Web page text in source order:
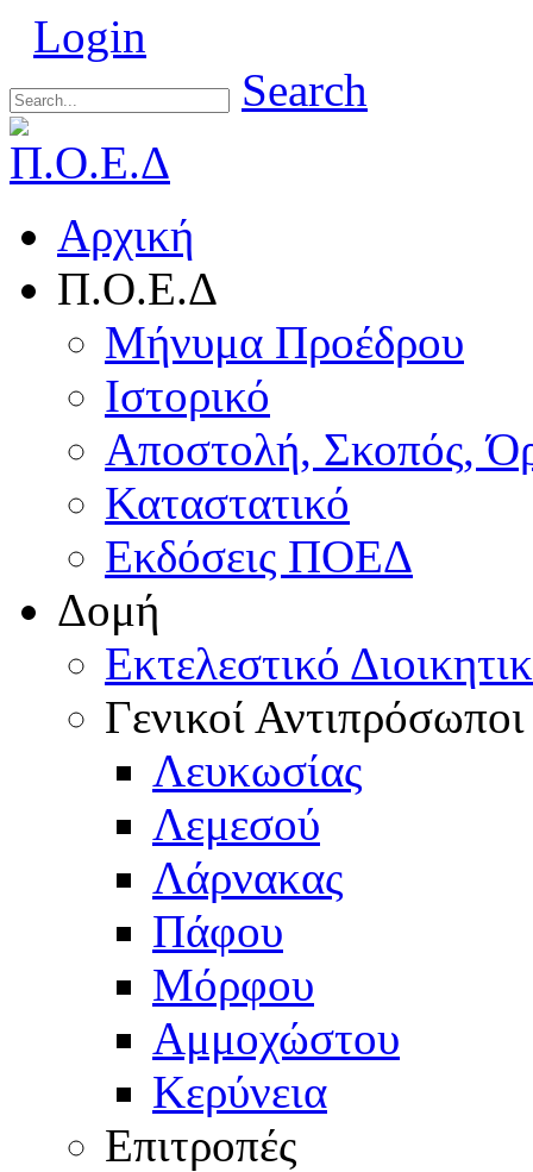
Login
Search
Αρχική
Π.Ο.Ε.Δ
Μήνυμα Προέδρου
Ιστορικό
Αποστολή, Σκοπός,
Καταστατικό
Εκδόσεις ΠΟΕΔ
Δομή
Εκτελεστικό
Γενικοί Αντιπρόσωποι
Λευκωσίας
Λεμεσού
Λάρνακας
Πάφου
Μόρφου
Αμμοχώστου
Κερύνεια
Επιτροπές